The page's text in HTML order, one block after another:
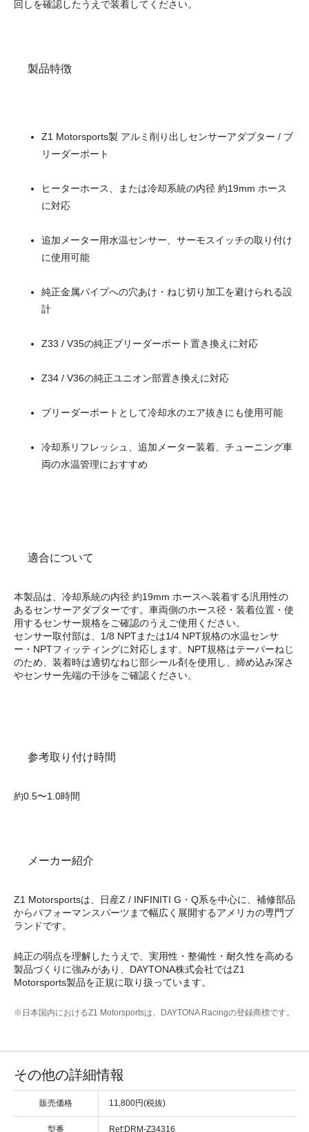
回しを確認したうえで装着してください。
製品特徴
Z1 Motorsports製 アルミ削り出しセンサーアダプター / ブ
リーダーポート
ヒーターホース、または冷却系統の内径 約19mm ホース
に対応
追加メーター用水温センサー、サーモスイッチの取り付け
に使用可能
純正金属パイプへの穴あけ・ねじ切り加工を避けられる設
計
Z33 / V35の純正ブリーダーポート置き換えに対応
Z34 / V36の純正ユニオン部置き換えに対応
ブリーダーポートとして冷却水のエア抜きにも使用可能
冷却系リフレッシュ、追加メーター装着、チューニング車
両の水温管理におすすめ
適合について
本製品は、冷却系統の内径 約19mm ホースへ装着する汎用性の
あるセンサーアダプターです。車両側のホース径・装着位置・使
用するセンサー規格をご確認のうえご使用ください。
センサー取付部は、1/8 NPTまたは1/4 NPT規格の水温センサ
ー・NPTフィッティングに対応します。NPT規格はテーパーねじ
のため、装着時は適切なねじ部シール剤を使用し、締め込み深さ
やセンサー先端の干渉をご確認ください。
参考取り付け時間
約0.5〜1.0時間
メーカー紹介
Z1 Motorsportsは、日産Z / INFINITI G・Q系を中心に、補修部品
からパフォーマンスパーツまで幅広く展開するアメリカの専門ブ
ランドです。
純正の弱点を理解したうえで、実用性・整備性・耐久性を高める
製品づくりに強みがあり、DAYTONA株式会社ではZ1
Motorsports製品を正規に取り扱っています。
※日本国内におけるZ1 Motorsportsは、DAYTONA Racingの登録商標です。
その他の詳細情報
販売価格 11,800円(税抜)
型番 Ref:DRM-Z34316